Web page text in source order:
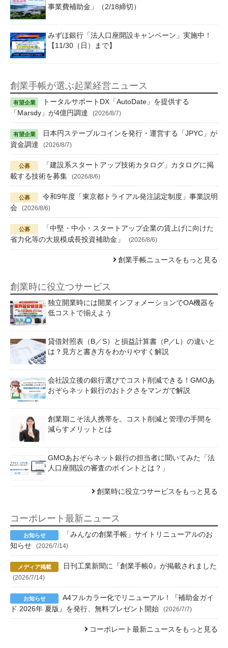
事業費補助金」（2/18締切）
みずほ銀行「法人口座開設キャンペーン」実施中！
【11/30（日）まで】
創業手帳が選ぶ起業経営ニュース
トータルサポートDX「AutoDate」を提供する
「Marsdy」が4億円調達
(2026/8/7)
日本円ステーブルコインを発行・運営する「JPYC」が
資金調達
(2026/8/7)
「建設系スタートアップ技術カタログ」カタログに掲
載する技術を募集
(2026/8/6)
令和9年度「東京都トライアル発注認定制度」事業説明
会
(2026/8/6)
「中堅・中小・スタートアップ企業の賃上げに向けた
省力化等の大規模成長投資補助金」
(2026/8/6)
創業手帳ニュースをもっと見る
創業時に役立つサービス
独立開業時には開業インフォメーションでOA機器を
低コストで揃えよう
貸借対照表（B／S）と損益計算書（P／L）の違いと
は？見方と書き方をわかりやすく解説
会社設立後の銀行選びでコスト削減できる！GMOあ
おぞらネット銀行のおトクさをマンガで解説
創業期こそ法人携帯を。コスト削減と管理の手間を
減らすメリットとは
GMOあおぞらネット銀行の担当者に聞いてみた「法
人口座開設の審査のポイントとは？」
創業時に役立つサービスをもっと見る
コーポレート最新ニュース
「みんなの創業手帳」サイトリニューアルのお
知らせ
(2026/7/14)
日刊工業新聞に『創業手帳0』が掲載されました
(2026/7/14)
A4フルカラー化でリニューアル！『補助金ガイ
ド 2026年 夏版』を発行、無料プレゼント開始
(2026/7/7)
コーポレート最新ニュースをもっと見る